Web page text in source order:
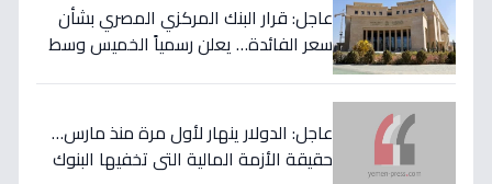
عاجل: قرار البنك المركزي المصري بشأن
سعر الفائدة… يعلن رسمياً الخميس وسط
عاجل: الدولار ينهار لأول مرة منذ مارس…
حقيقة الأزمة المالية التي تخفيها البنوك